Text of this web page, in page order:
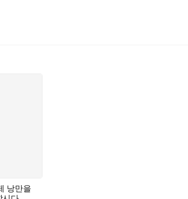
수 있을까’는 창작의 본질에 대한 치열한 고민과
에서 AI가 지닌 한계를 단호히 지적한다(「AI 번역,
으로 AI를 활용하는 사례를 소개한다(「AI가 내게 말
기계가 공존하는 새로운 시대의 가능성을 가늠하게
낭만을